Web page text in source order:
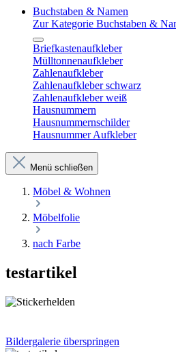
Buchstaben & Namen
Zur Kategorie Buchstaben &
Briefkastenaufkleber
Mülltonnenaufkleber
Zahlenaufkleber
Zahlenaufkleber schwarz
Zahlenaufkleber weiß
Hausnummern
Hausnummernschilder
Hausnummer Aufkleber
Menü schließen
Möbel & Wohnen
Möbelfolie
nach Farbe
testartikel
Bildergalerie überspringen